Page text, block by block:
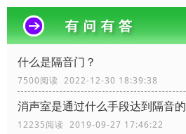
什么是隔音门？
7500阅读 2022-12-30 18:39:38
消声室是通过什么手段达到隔音的
12235阅读 2019-09-27 17:46:22